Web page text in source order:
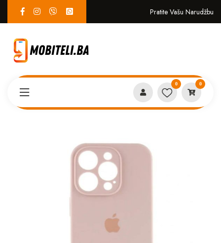
Pratite Vašu Narudžbu
0 0
Iphone 13 Pro Max case puder*